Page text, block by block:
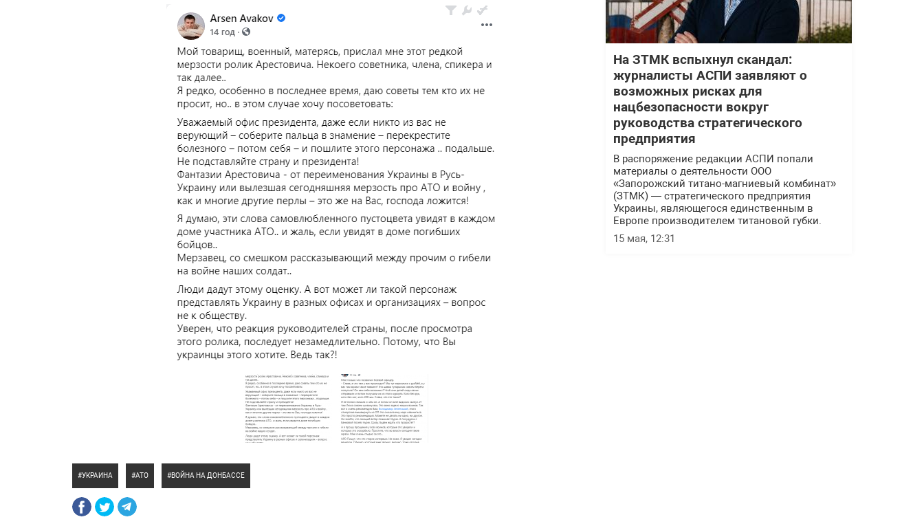
УКРАИНА АТО ВОЙНА НА ДОНБАССЕ
На ЗТМК вспыхнул скандал:
журналисты АСПИ заявляют о
возможных рисках для
нацбезопасности вокруг
руководства стратегического
предприятия
В распоряжение редакции АСПИ попали
материалы о деятельности ООО
«Запорожский титано-магниевый комбинат»
(ЗТМК) — стратегического предприятия
Украины, являющегося единственным в
Европе производителем титановой губки.
15 мая, 12:31